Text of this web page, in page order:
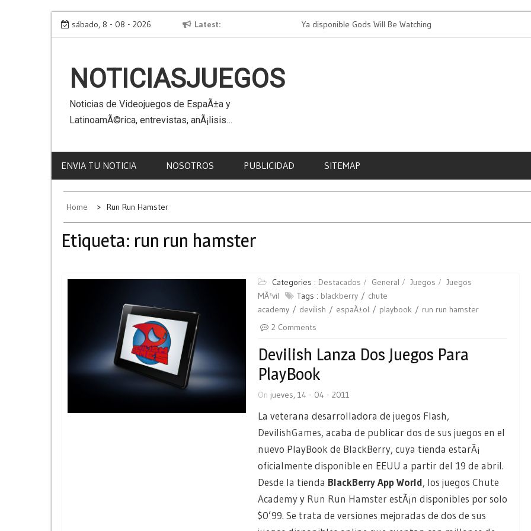
Skip
sábado, 8 - 08 - 2026 Latest
Virtual Kaiju 3D Ya disponible Gods Will Be Watching
NOTICIASJUEGOS
Noticias de Videojuegos de EspaÃ±a y
LatinoamÃ©rica, entrevistas, anÃ¡lisis…
ENVIA TU NOTICIA NOSOTROS PUBLICIDAD SITEMAP
Home Run Run Hamster
Etiqueta: run run hamster
Categories : Destacados General Juegos
Juegos
MÃ³vil
Tags : blackberry
chute
academy
devilish espaÃ±ol playbook
run run hamster
2 Comments
Devilish Lanza Dos Juegos Para
PlayBook
On jueves, 14 - 04 - 2011
La veterana desarrolladora de juegos Flash,
DevilishGames, acaba de publicar dos de sus juegos en el
nuevo PlayBook de BlackBerry, cuya tienda estarÃ¡
oficialmente disponible en EEUU a partir del 19 de abril.
Desde la tienda BlackBerry App World, los juegos Chute
Academyy Run Run Hamster estÃ¡n disponibles por solo
$0’99. Se trata de versiones mejoradas de dos de sus